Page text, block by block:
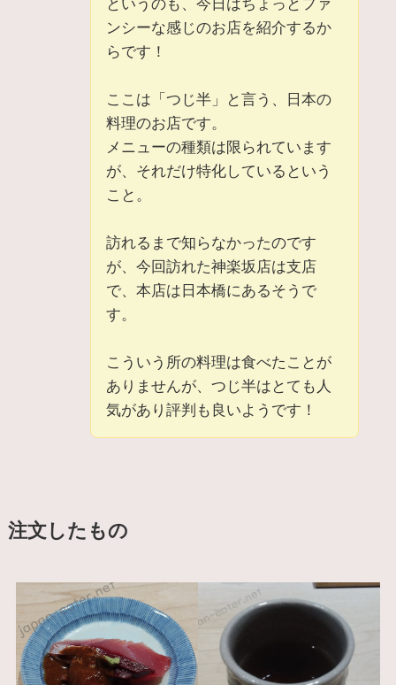
というのも、今日はちょっとファ
ンシーな感じのお店を紹介するか
らです！
ここは「つじ半」と言う、日本の
料理のお店です。
メニューの種類は限られています
が、それだけ特化しているという
こと。
訪れるまで知らなかったのです
が、今回訪れた神楽坂店は支店
で、本店は日本橋にあるそうで
す。
こういう所の料理は食べたことが
ありませんが、つじ半はとても人
気があり評判も良いようです！
注文したもの